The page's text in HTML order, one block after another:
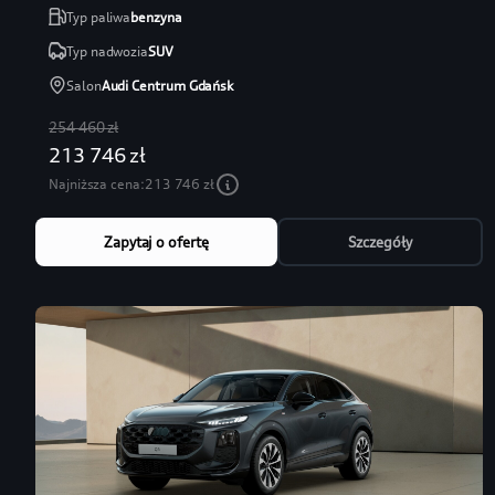
Typ paliwabenzyna
Typ nadwoziaSUV
SalonAudi Centrum Gdańsk
254 460 zł
213 746 zł
Najniższa cena:213 746 zł
Zapytaj o ofertę Szczegóły